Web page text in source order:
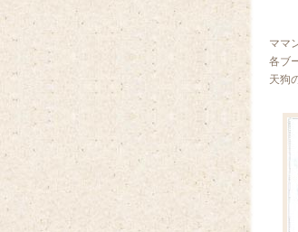
ママ
各ブ
天狗